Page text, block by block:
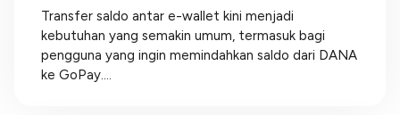
Transfer saldo antar e-wallet kini menjadi
kebutuhan yang semakin umum, termasuk bagi
pengguna yang ingin memindahkan saldo dari DANA
ke GoPay....